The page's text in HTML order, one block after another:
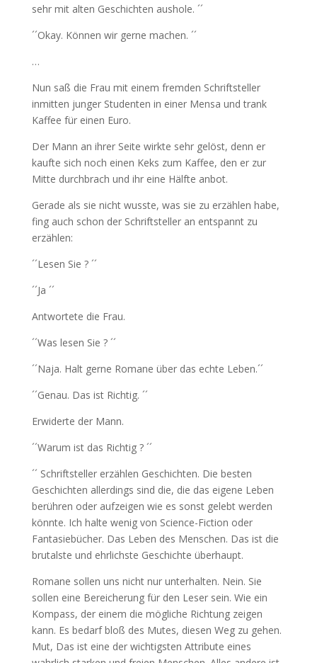
sehr mit alten Geschichten aushole. ´´
´´Okay. Können wir gerne machen. ´´
…
Nun saß die Frau mit einem fremden Schriftsteller
inmitten junger Studenten in einer Mensa und trank
Kaffee für einen Euro.
Der Mann an ihrer Seite wirkte sehr gelöst, denn er
kaufte sich noch einen Keks zum Kaffee, den er zur
Mitte durchbrach und ihr eine Hälfte anbot.
Gerade als sie nicht wusste, was sie zu erzählen habe,
fing auch schon der Schriftsteller an entspannt zu
erzählen:
´´Lesen Sie ? ´´
´´Ja ´´
Antwortete die Frau.
´´Was lesen Sie ? ´´
´´Naja. Halt gerne Romane über das echte Leben.´´
´´Genau. Das ist Richtig. ´´
Erwiderte der Mann.
´´Warum ist das Richtig ? ´´
´´ Schriftsteller erzählen Geschichten. Die besten
Geschichten allerdings sind die, die das eigene Leben
berühren oder aufzeigen wie es sonst gelebt werden
könnte. Ich halte wenig von Science-Fiction oder
Fantasiebücher. Das Leben des Menschen. Das ist die
brutalste und ehrlichste Geschichte überhaupt.
Romane sollen uns nicht nur unterhalten. Nein. Sie
sollen eine Bereicherung für den Leser sein. Wie ein
Kompass, der einem die mögliche Richtung zeigen
kann. Es bedarf bloß des Mutes, diesen Weg zu gehen.
Mut, Das ist eine der wichtigsten Attribute eines